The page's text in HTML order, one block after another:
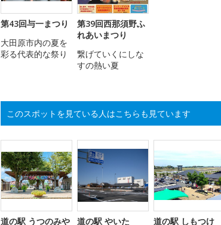
第43回与一まつり
大田原市内の夏を
彩る代表的な祭り
第39回西那須野ふ
れあいまつり
繋げていくにしな
すの熱い夏
このスポットを見ている人はこちらも見ています
道の駅 うつのみや
道の駅 やいた
道の駅 しもつけ